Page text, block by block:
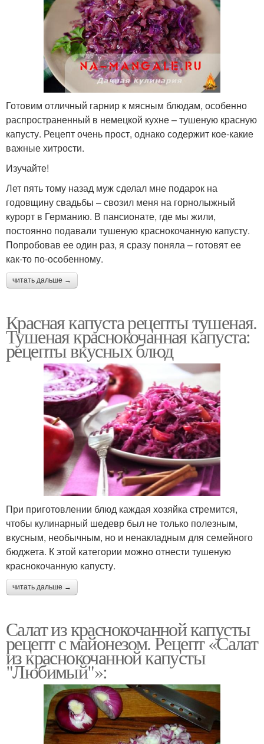
Готовим отличный гарнир к мясным блюдам, особенно
распространенный в немецкой кухне – тушеную красную
капусту. Рецепт очень прост, однако содержит кое-какие
важные хитрости.
Изучайте!
Лет пять тому назад муж сделал мне подарок на
годовщину свадьбы – свозил меня на горнолыжный
курорт в Германию. В пансионате, где мы жили,
постоянно подавали тушеную краснокочанную капусту.
Попробовав ее один раз, я сразу поняла – готовят ее
как-то по-особенному.
читать дальше →
Красная капуста рецепты тушеная.
Тушеная краснокочанная капуста:
рецепты вкусных блюд
При приготовлении блюд каждая хозяйка стремится,
чтобы кулинарный шедевр был не только полезным,
вкусным, необычным, но и ненакладным для семейного
бюджета. К этой категории можно отнести тушеную
краснокочанную капусту.
читать дальше →
Салат из краснокочанной капусты
рецепт с майонезом. Рецепт «Салат
из краснокочанной капусты
"Любимый"»: